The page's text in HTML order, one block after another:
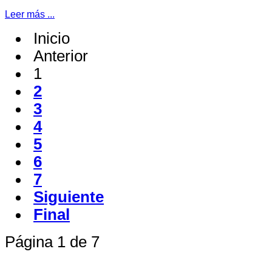
Leer más ...
Inicio
Anterior
1
2
3
4
5
6
7
Siguiente
Final
Página 1 de 7